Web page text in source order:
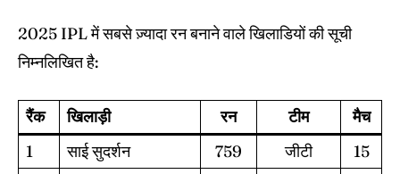
2025 IPL में सबसे ज़्यादा रन बनाने वाले खिलाडियों की सूची
निम्नलिखित है:
रैंक खिलाड़ी रन टीम
मैच
1
साई सुदर्शन 759 जीटी
15